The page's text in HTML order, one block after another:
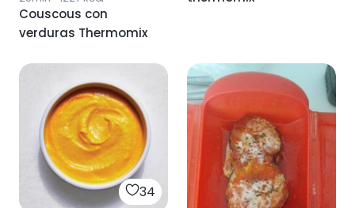
Couscous con
verduras Thermomix
34